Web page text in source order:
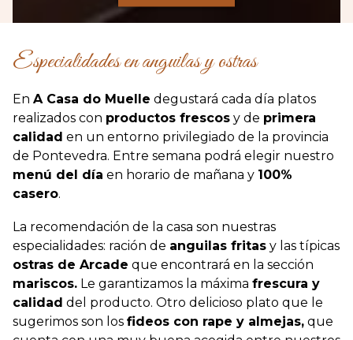
Especialidades en anguilas y ostras
En A Casa do Muelle degustará cada día platos
realizados con productos frescos y de primera
calidad en un entorno privilegiado de la provincia
de Pontevedra. Entre semana podrá elegir nuestro
menú del día en horario de mañana y 100%
casero.
La recomendación de la casa son nuestras
especialidades: ración de anguilas fritas y las típicas
ostras de Arcade que encontrará en la sección
mariscos. Le garantizamos la máxima frescura y
calidad del producto. Otro delicioso plato que le
sugerimos son los fideos con rape y almejas, que